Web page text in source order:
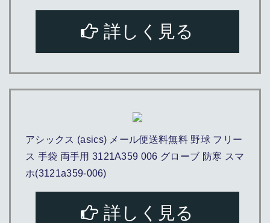
詳しく見る
アシックス (asics) メール便送料無料 野球 フリー
ス 手袋 両手用 3121A359 006 グローブ 防寒 スマ
ホ(3121a359-006)
詳しく見る